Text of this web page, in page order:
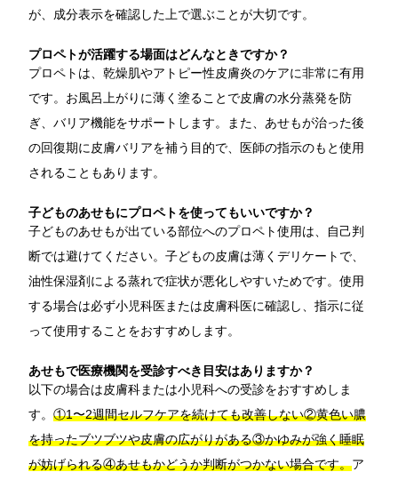
が、成分表示を確認した上で選ぶことが大切です。
プロペトが活躍する場面はどんなときですか？
プロペトは、乾燥肌やアトピー性皮膚炎のケアに非常に有用
です。お風呂上がりに薄く塗ることで皮膚の水分蒸発を防
ぎ、バリア機能をサポートします。また、あせもが治った後
の回復期に皮膚バリアを補う目的で、医師の指示のもと使用
されることもあります。
子どものあせもにプロペトを使ってもいいですか？
子どものあせもが出ている部位へのプロペト使用は、自己判
断では避けてください。子どもの皮膚は薄くデリケートで、
油性保湿剤による蒸れで症状が悪化しやすいためです。使用
する場合は必ず小児科医または皮膚科医に確認し、指示に従
って使用することをおすすめします。
あせもで医療機関を受診すべき目安はありますか？
以下の場合は皮膚科または小児科への受診をおすすめしま
す。 ①1〜2週間セルフケアを続けても改善しない②黄色い膿
を持ったブツブツや皮膚の広がりがある③かゆみが強く睡眠
が妨げられる④あせもかどうか判断がつかない場合です。ア